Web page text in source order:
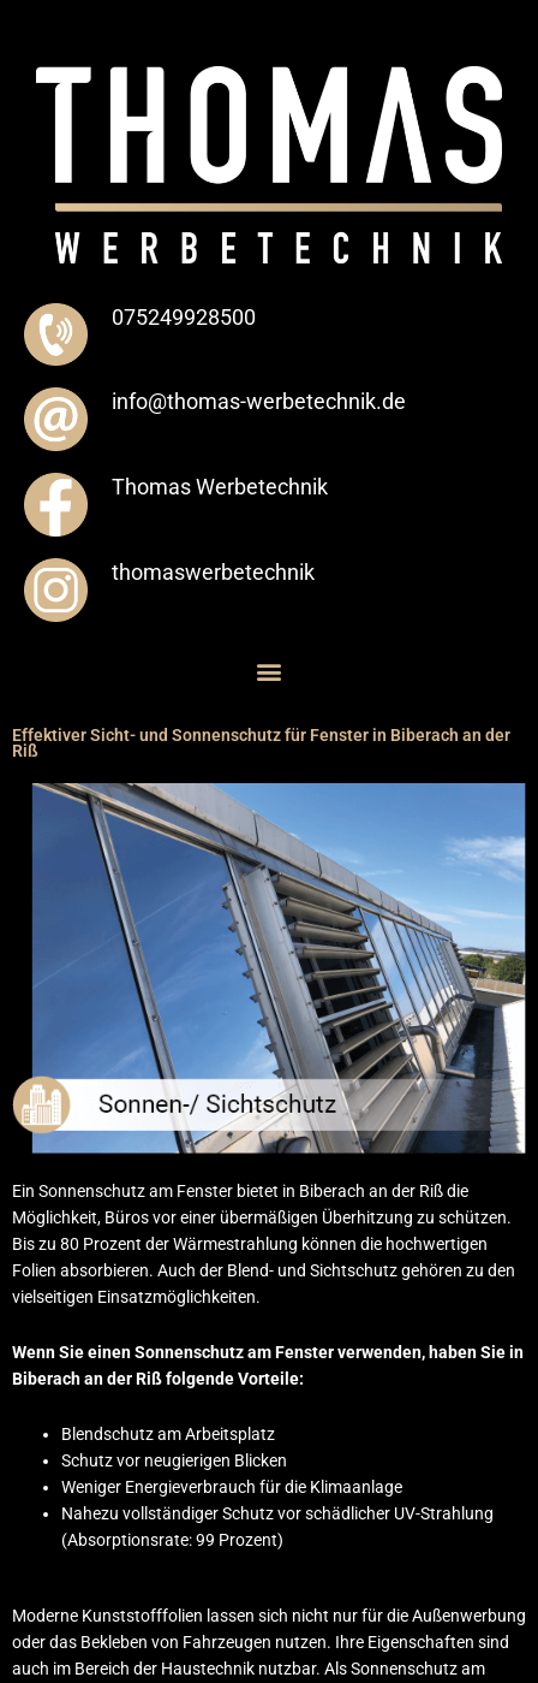
075249928500
info@thomas-werbetechnik.de
Thomas Werbetechnik
thomaswerbetechnik
Effektiver Sicht- und Sonnenschutz für Fenster in Biberach an der
Riß
Ein Sonnenschutz am Fenster bietet in Biberach an der Riß die
Möglichkeit, Büros vor einer übermäßigen Überhitzung zu schützen.
Bis zu 80 Prozent der Wärmestrahlung können die hochwertigen
Folien absorbieren. Auch der Blend- und Sichtschutz gehören zu den
vielseitigen Einsatzmöglichkeiten.
Wenn Sie einen Sonnenschutz am Fenster verwenden, haben Sie in
Biberach an der Riß folgende Vorteile:
Blendschutz am Arbeitsplatz
Schutz vor neugierigen Blicken
Weniger Energieverbrauch für die Klimaanlage
Nahezu vollständiger Schutz vor schädlicher UV-Strahlung
(Absorptionsrate: 99 Prozent)
Moderne Kunststofffolien lassen sich nicht nur für die Außenwerbung
oder das Bekleben von Fahrzeugen nutzen. Ihre Eigenschaften sind
auch im Bereich der Haustechnik nutzbar. Als Sonnenschutz am